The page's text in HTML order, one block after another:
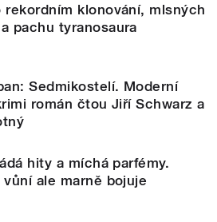
rekordním klonování, mlsných
pachu tyranosaura
Sedmikostelí. Moderní
román čtou Jiří Schwarz a
hity a míchá parfémy.
vůní ale marně bojuje